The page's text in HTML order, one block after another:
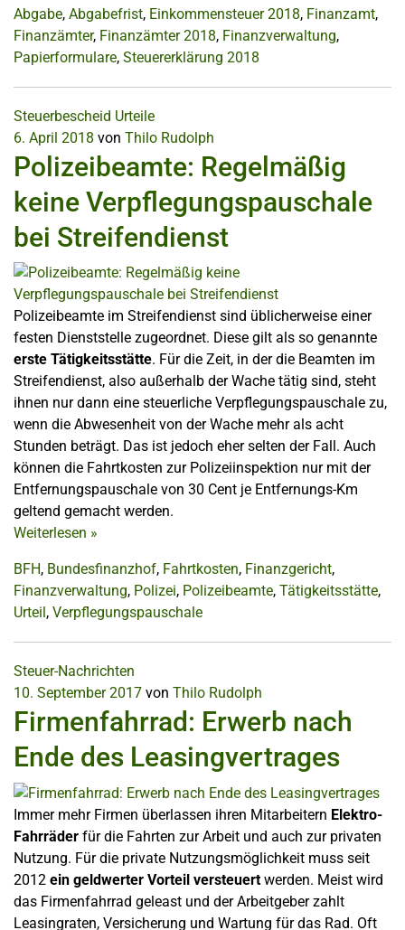
Abgabe, Abgabefrist, Einkommensteuer 2018, Finanzamt,
Finanzämter, Finanzämter 2018, Finanzverwaltung,
Papierformulare, Steuererklärung 2018
Steuerbescheid Urteile
6. April 2018 von Thilo Rudolph
Polizeibeamte: Regelmäßig
keine Verpflegungspauschale
bei Streifendienst
Polizeibeamte im Streifendienst sind üblicherweise einer
festen Dienststelle zugeordnet. Diese gilt als so genannte
erste Tätigkeitsstätte. Für die Zeit, in der die Beamten im
Streifendienst, also außerhalb der Wache tätig sind, steht
ihnen nur dann eine steuerliche Verpflegungspauschale zu,
wenn die Abwesenheit von der Wache mehr als acht
Stunden beträgt. Das ist jedoch eher selten der Fall. Auch
können die Fahrtkosten zur Polizeiinspektion nur mit der
Entfernungspauschale von 30 Cent je Entfernungs-Km
geltend gemacht werden.
Weiterlesen »
BFH, Bundesfinanzhof, Fahrtkosten, Finanzgericht,
Finanzverwaltung, Polizei, Polizeibeamte, Tätigkeitsstätte,
Urteil, Verpflegungspauschale
Steuer-Nachrichten
10. September 2017 von Thilo Rudolph
Firmenfahrrad: Erwerb nach
Ende des Leasingvertrages
Immer mehr Firmen überlassen ihren Mitarbeitern Elektro-
Fahrräder für die Fahrten zur Arbeit und auch zur privaten
Nutzung. Für die private Nutzungsmöglichkeit muss seit
2012 ein geldwerter Vorteil versteuertwerden. Meist wird
das Firmenfahrrad geleast und der Arbeitgeber zahlt
Leasingraten, Versicherung und Wartung für das Rad. Oft